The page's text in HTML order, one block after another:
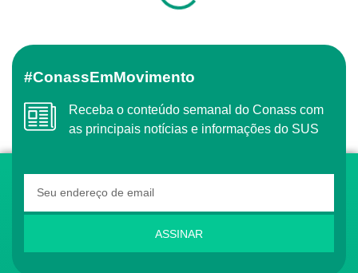
#ConassEmMovimento
Receba o conteúdo semanal do Conass com
as principais notícias e informações do SUS
ASSINAR